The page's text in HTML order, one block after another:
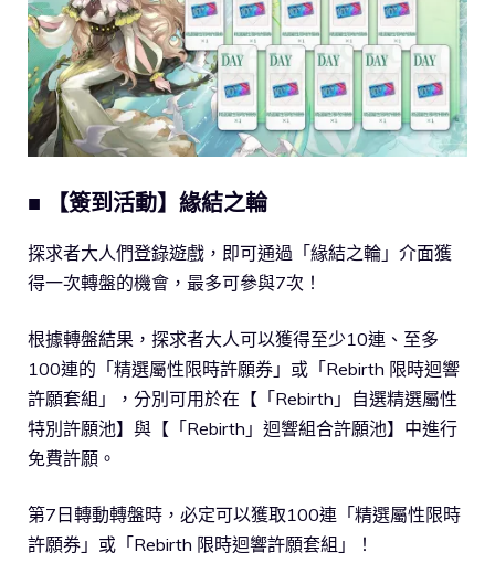
■ 【簽到活動】緣結之輪
探求者大人們登錄遊戲，即可通過「緣結之輪」介面獲
得一次轉盤的機會，最多可參與7次！
根據轉盤結果，探求者大人可以獲得至少10連、至多
100連的「精選屬性限時許願券」或「Rebirth 限時迴響
許願套組」，分別可用於在【「Rebirth」自選精選屬性
特別許願池】與【「Rebirth」迴響組合許願池】中進行
免費許願。
第7日轉動轉盤時，必定可以獲取100連「精選屬性限時
許願券」或「Rebirth 限時迴響許願套組」！